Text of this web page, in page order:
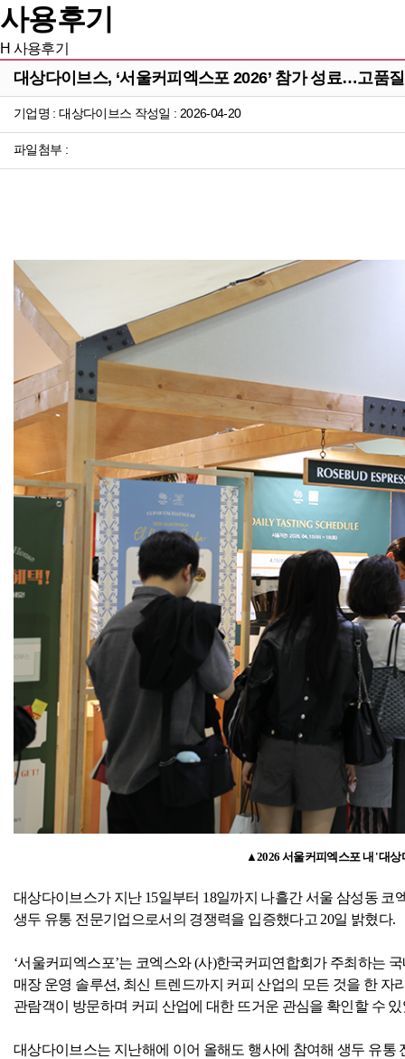
사용후기
H 사용후기
대상다이브스, ‘서울커피엑스포 2026’ 참가 성료…고품
기업명 : 대상다이브스 작성일 : 2026-04-20
파일첨부 :
▲2026 서울커피엑스포 내 '대상
대상다이브스가 지난15일부터 18일까지 나흘간 서울 삼성동 코
생두 유통 전문기업으로서의 경쟁력을 입증했다고 20일 밝혔다.
‘서울커피엑스포’는 코엑스와(사)한국커피연합회가 주최하는
매장 운영 솔루션, 최신 트렌드까지 커피 산업의 모든 것을 한 자
관람객이 방문하며 커피 산업에 대한 뜨거운 관심을 확인할 수
대상다이브스는 지난해에 이어 올해도 행사에 참여해 생두 유통